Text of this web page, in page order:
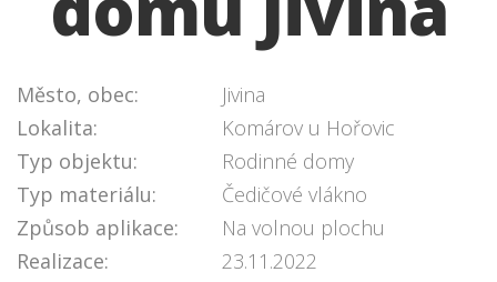
Město, obec:
Jivina
Lokalita:
Komárov u Hořovic
Typ objektu:
Rodinné domy
Typ materiálu:
Čedičové vlákno
Způsob aplikace:
Na volnou plochu
Realizace:
23.11.2022